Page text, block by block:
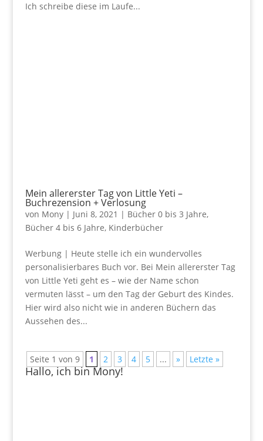
Ich schreibe diese im Laufe...
Mein allererster Tag von Little Yeti –
Buchrezension + Verlosung
von Mony| Juni 8, 2021 | Bücher 0 bis 3 Jahre,
Bücher 4 bis 6 Jahre, Kinderbücher
Werbung | Heute stelle ich ein wundervolles
personalisierbares Buch vor. Bei Mein allererster Tag
von Little Yeti geht es – wie der Name schon
vermuten lässt – um den Tag der Geburt des Kindes.
Hier wird also nicht wie in anderen Büchern das
Aussehen des...
Seite 1 von 9 1 2 3 4 5 ... » Letzte »
Hallo, ich bin Mony!